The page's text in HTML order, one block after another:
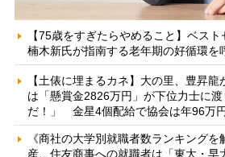
【75歳をすぎたらやめること】ベス
楠木新氏が指南する老年期の好循環を
【土俵に埋まるカネ】大の里、豊昇
は「懸賞金2826万円」が下位力士に
だ！」 金星4個配給で協会は年96万
《商社の大学別就職者数ランキング
産、住友商事への就職者は「東大・早